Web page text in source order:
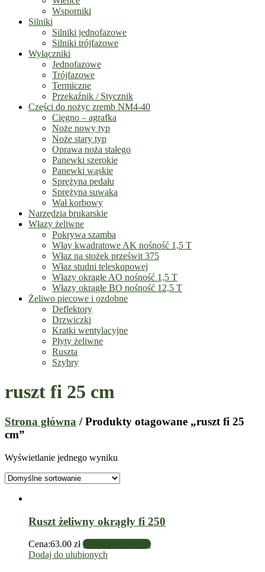
Wsporniki
Silniki
Silniki jednofazowe
Silniki trójfazowe
Wyłączniki
Jednofazowe
Trójfazowe
Termiczne
Przekaźnik / Stycznik
Części do nożyc zremb NM4-40
Cięgno – agrafka
Noże nowy typ
Noże stary typ
Oprawa noża stałego
Panewki szerokie
Panewki wąskie
Sprężyna pedału
Sprężyna suwaka
Wał korbowy
Narzędzia brukarskie
Włazy żeliwne
Pokrywa szamba
Włay kwadratowe AK nośność 1,5 T
Właz na stożek prześwit 375
Właz studni teleskopowej
Włazy okrągłe AO nośność 1,5 T
Włazy okrągłe BO nośność 12,5 T
Żeliwo piecowe i ozdobne
Deflektory
Drzwiczki
Kratki wentylacyjne
Płyty żeliwne
Ruszta
Szybry
ruszt fi 25 cm
Strona główna / Produkty otagowane „ruszt fi 25
cm”
Wyświetlanie jednego wyniku
Ruszt żeliwny okrągły fi 250
Cena:63.00 zł Dodaj do koszyka
Dodaj do ulubionych